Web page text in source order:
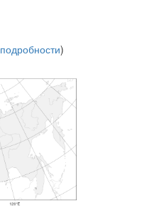
подробности)